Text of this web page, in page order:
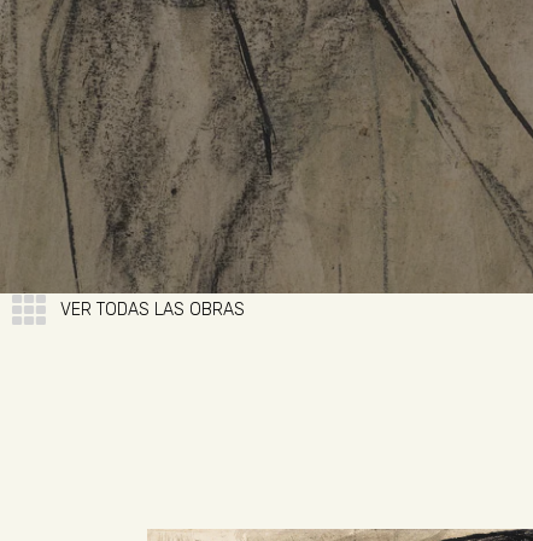
VER TODAS LAS OBRAS